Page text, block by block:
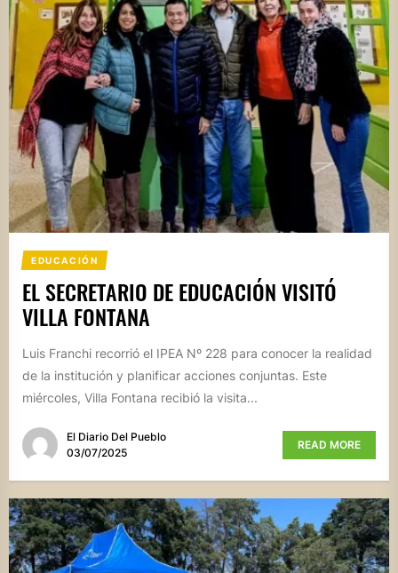
EDUCACIÓN
EL SECRETARIO DE EDUCACIÓN VISITÓ
VILLA FONTANA
Luis Franchi recorrió el IPEA Nº 228 para conocer la realidad
de la institución y planificar acciones conjuntas. Este
miércoles, Villa Fontana recibió la visita...
El Diario Del Pueblo
03/07/2025
READ MORE